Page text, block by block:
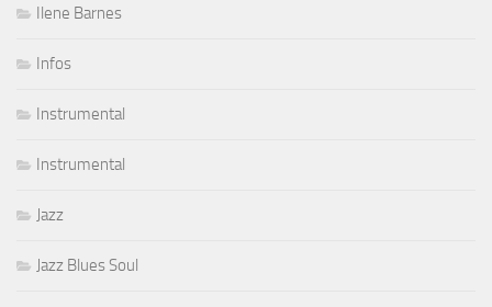
Ilene Barnes
Infos
Instrumental
Instrumental
Jazz
Jazz Blues Soul